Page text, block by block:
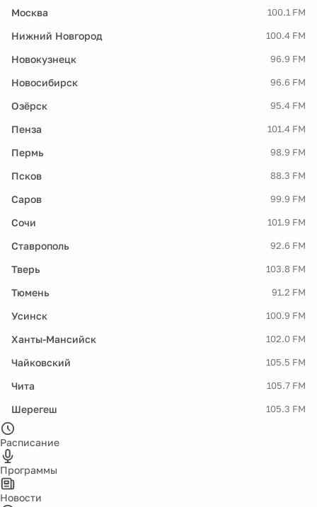
Москва 100.1 FM
Нижний Новгород 100.4 FM
Новокузнецк 96.9 FM
Новосибирск 96.6 FM
Озёрск 95.4 FM
Пенза 101.4 FM
Пермь 98.9 FM
Псков 88.3 FM
Саров 99.9 FM
Сочи 101.9 FM
Ставрополь 92.6 FM
Тверь 103.8 FM
Тюмень 91.2 FM
Усинск 100.9 FM
Ханты-Мансийск 102.0 FM
Чайковский 105.5 FM
Чита 105.7 FM
Шерегеш 105.3 FM
Расписание
Программы
Новости